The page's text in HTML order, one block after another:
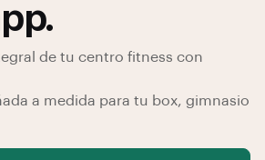
de tu centro fitness con
a medida para tu box, gimnasio